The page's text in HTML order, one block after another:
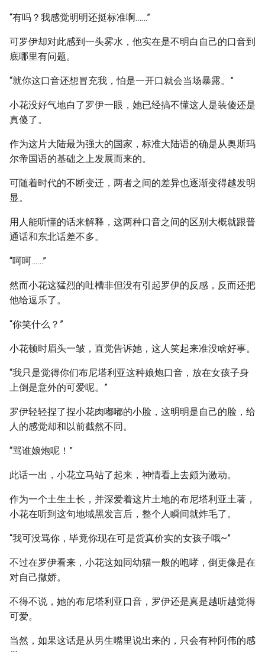
“有吗？我感觉明明还挺标准啊……”
可罗伊却对此感到一头雾水，他实在是不明白自己的口音到
底哪里有问题。
“就你这口音还想冒充我，怕是一开口就会当场暴露。”
小花没好气地白了罗伊一眼，她已经搞不懂这人是装傻还是
真傻了。
作为这片大陆最为强大的国家，标准大陆语的确是从奥斯玛
尔帝国语的基础之上发展而来的。
可随着时代的不断变迁，两者之间的差异也逐渐变得越发明
显。
用人能听懂的话来解释，这两种口音之间的区别大概就跟普
通话和东北话差不多。
“呵呵……”
然而小花这猛烈的吐槽非但没有引起罗伊的反感，反而还把
他给逗乐了。
“你笑什么？”
小花顿时眉头一皱，直觉告诉她，这人笑起来准没啥好事。
“我只是觉得你们布尼塔利亚这种娘炮口音，放在女孩子身
上倒是意外的可爱呢。”
罗伊轻轻捏了捏小花肉嘟嘟的小脸，这明明是自己的脸，给
人的感觉却和以前截然不同。
“骂谁娘炮呢！”
此话一出，小花立马站了起来，神情看上去颇为激动。
作为一个土生土长，并深爱着这片土地的布尼塔利亚土著，
小花在听到这句地域黑发言后，整个人瞬间就炸毛了。
“我可没骂你，毕竟你现在可是货真价实的女孩子哦~”
不过在罗伊看来，小花这如同幼猫一般的咆哮，倒更像是在
对自己撒娇。
不得不说，她的布尼塔利亚口音，罗伊还是真是越听越觉得
可爱。
当然，如果这话是从男生嘴里说出来的，只会有种阿伟的感